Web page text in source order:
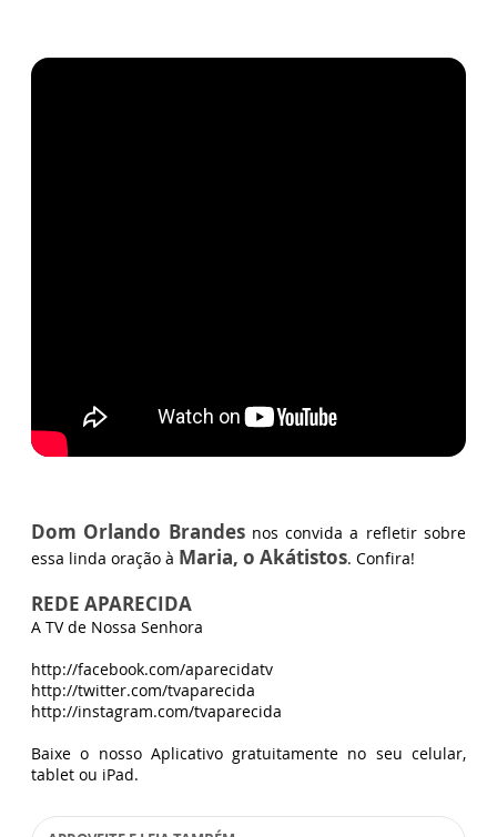
Dom Orlando Brandesnos convida a refletir sobre
essa linda oração à Maria, o Akátistos. Confira!
REDE APARECIDA
A TV de Nossa Senhora
http://facebook.com/aparecidatv
http://twitter.com/tvaparecida
http://instagram.com/tvaparecida
Baixe o nosso Aplicativo gratuitamente no seu celular,
tablet ou iPad.